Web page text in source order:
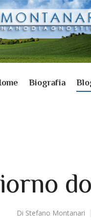
Biografia
Di Stefano Montanari